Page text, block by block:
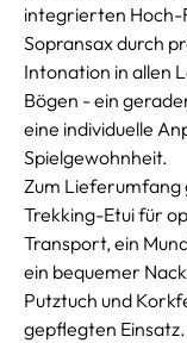
integrierten Hoch-
Sopransax durch
Intonation in allen
Bögen - ein
eine individuelle
Spielgewohnheit.
Zum Lieferumfang
Trekking-Etui für
Transport, ein
ein bequemer
Putztuch und
gepflegten Einsatz.